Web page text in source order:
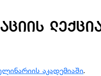
აკადემიაში.